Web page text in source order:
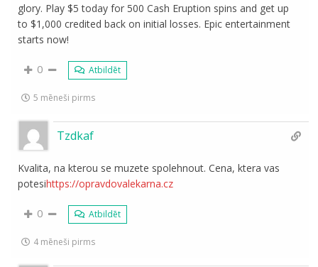
glory. Play $5 today for 500 Cash Eruption spins and get up
to $1,000 credited back on initial losses. Epic entertainment
starts now!
0 Atbildēt
5 mēneši pirms
Tzdkaf
Kvalita, na kterou se muzete spolehnout. Cena, ktera vas
potesihttps://opravdovalekarna.cz
0 Atbildēt
4 mēneši pirms